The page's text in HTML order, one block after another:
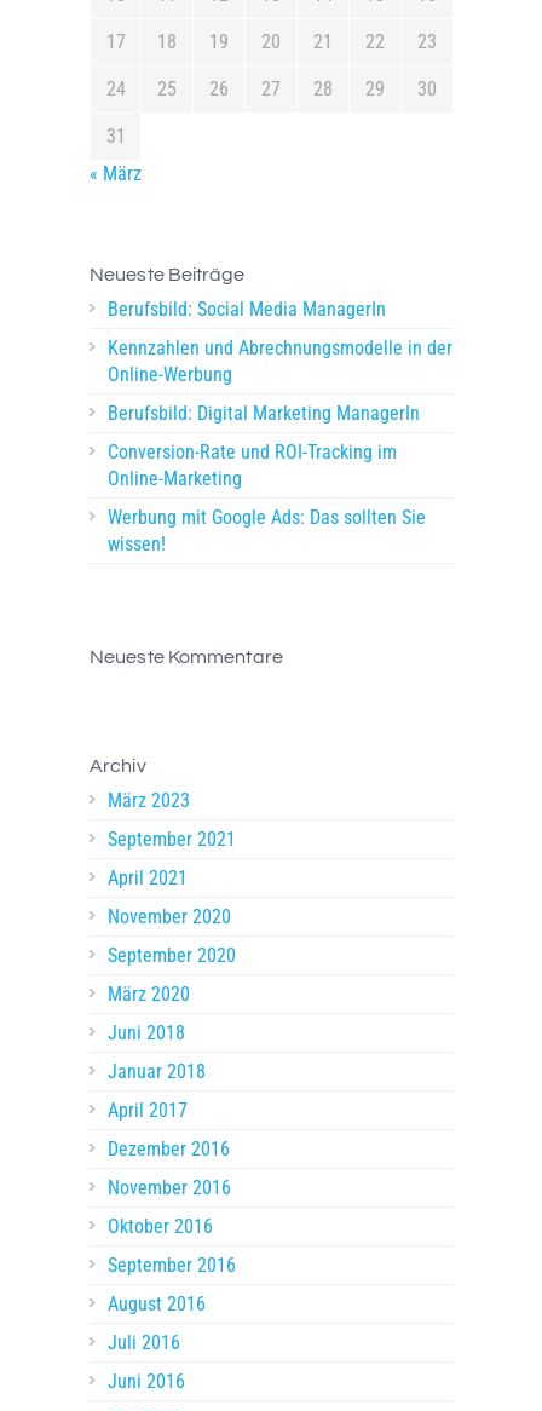
17 18 19 20 21 22 23
24 25 26 27 28 29 30
31
« März
Neueste Beiträge
Berufsbild: Social Media ManagerIn
Kennzahlen und Abrechnungsmodelle in der
Online-Werbung
Berufsbild: Digital Marketing ManagerIn
Conversion-Rate und ROI-Tracking im
Online-Marketing
Werbung mit Google Ads: Das sollten Sie
wissen!
Neueste Kommentare
Archiv
März 2023
September 2021
April 2021
November 2020
September 2020
März 2020
Juni 2018
Januar 2018
April 2017
Dezember 2016
November 2016
Oktober 2016
September 2016
August 2016
Juli 2016
Juni 2016